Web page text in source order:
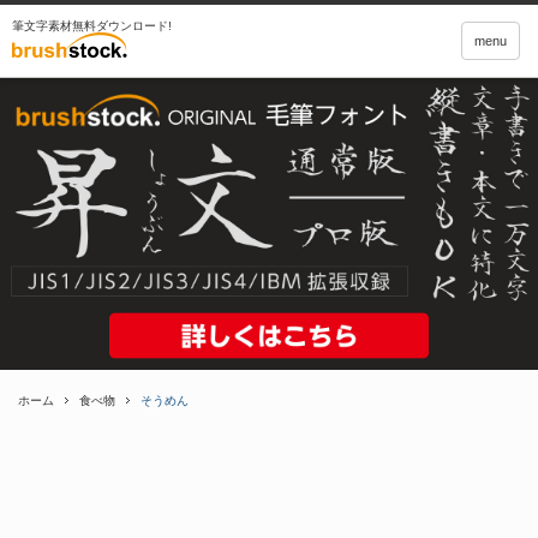
筆文字素材無料ダウンロード!
menu
ホーム 食べ物 そうめん